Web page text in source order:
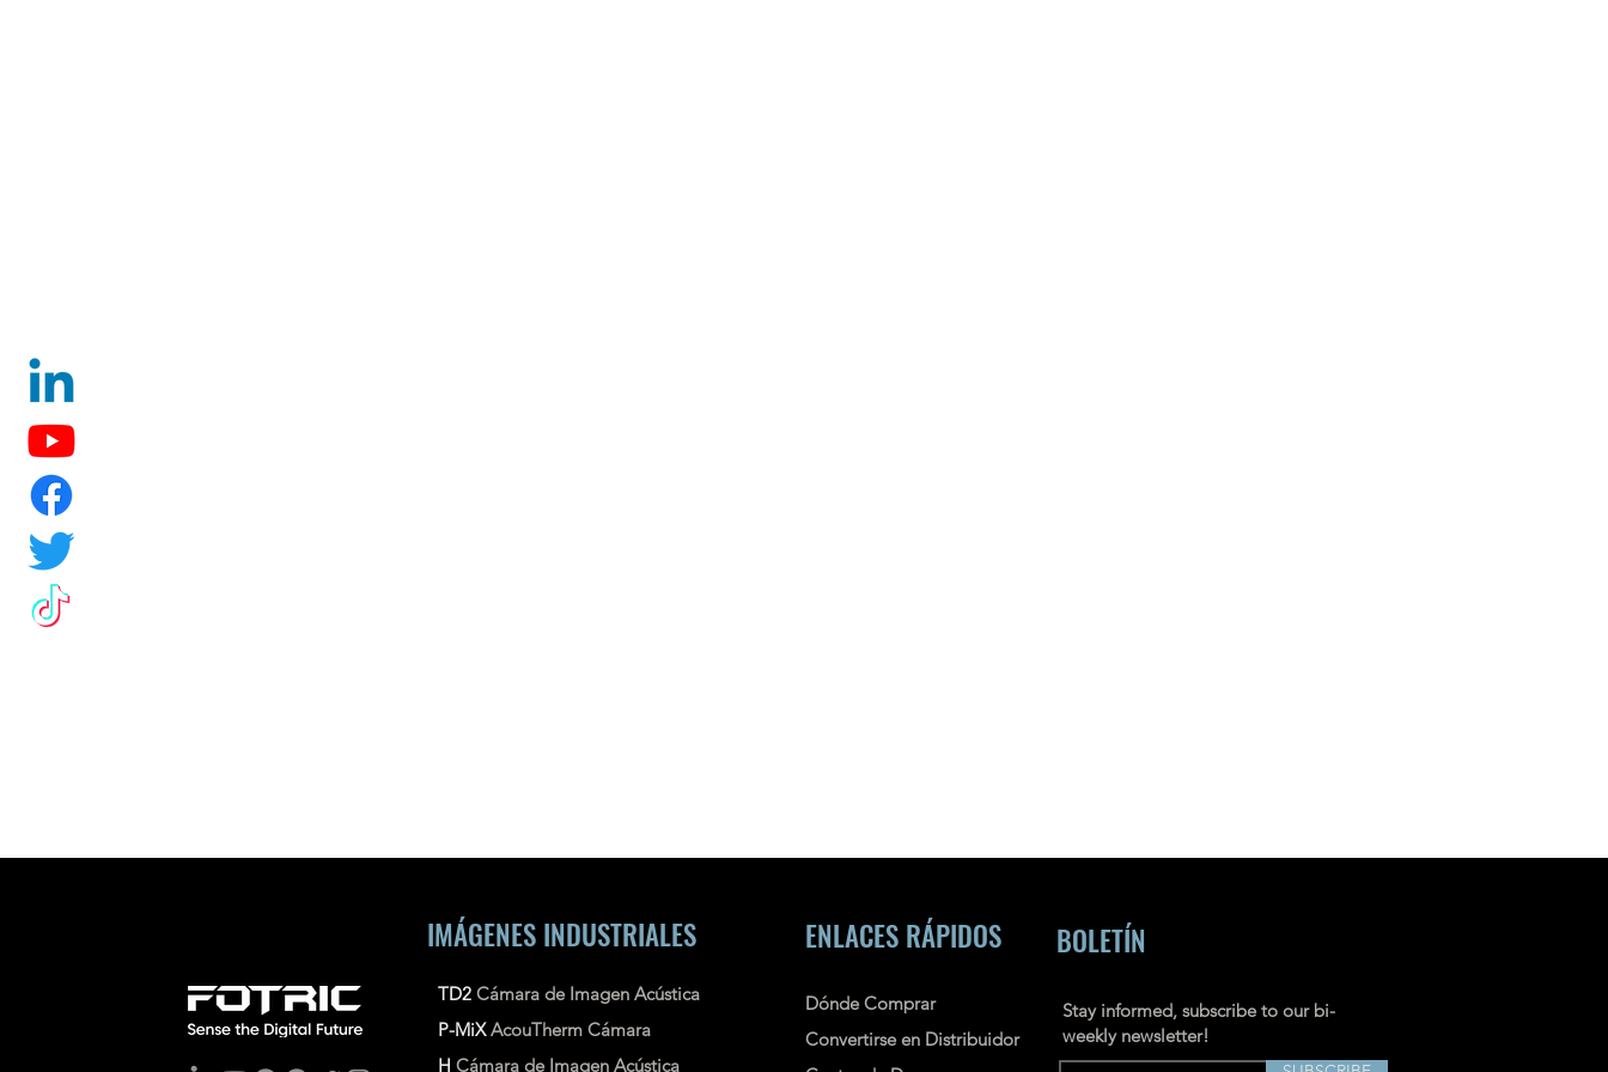
IMÁGENES INDUSTRIALES
TD2 Cámara de Imagen Acústica
P-MiXAcouTherm Cámara
H Cámara de Imagen Acústica
ENLACES RÁPIDOS
Dónde Comprar
Convertirse en Distribuidor
BOLETÍN
Stay informed, subscribe to our bi-
weekly newsletter!